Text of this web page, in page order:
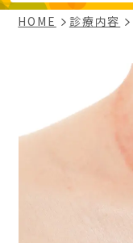
HOME 診療内容